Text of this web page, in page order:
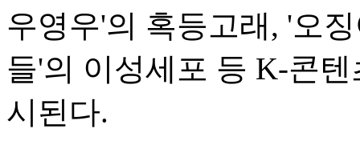
우영우'의 혹등고래, '오
들'의 이성세포 등 K-콘
시된다.